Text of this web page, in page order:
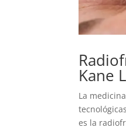
Kane
La
es la